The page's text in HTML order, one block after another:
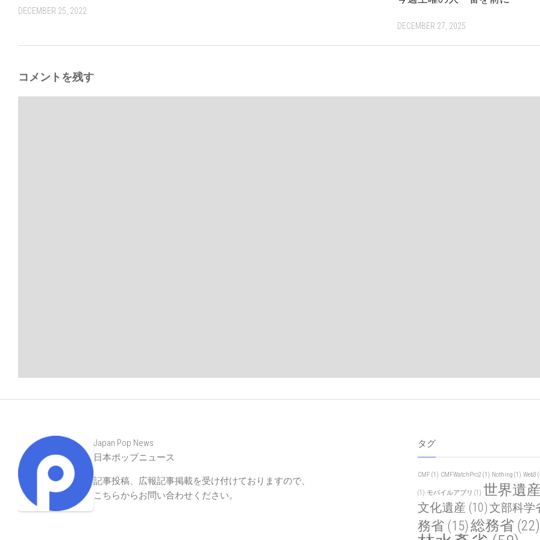
DECEMBER 25, 2022
DECEMBER 27, 2025
コメントを残す
Japan Pop News
日本ポップニュース
記事投稿、広報記事掲載を受け付けておりますので、
こちらからお問い合わせください。
タグ
CMF (1) CMFWatchPro2 (1) Nothing (1) Web3
(1) モバイルアプリ (1) 世界遺
文化遺産 (10)文部科学
務省(15) 総務省(22)